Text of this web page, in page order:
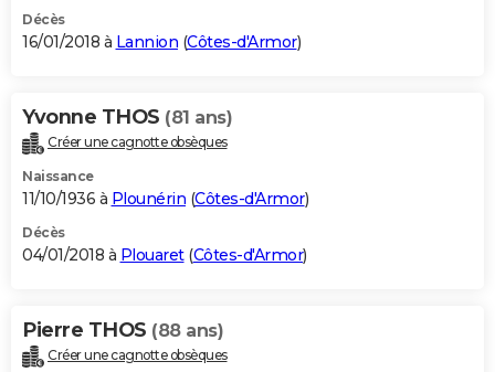
Décès
16/01/2018 à Lannion (Côtes-d'Armor)
Yvonne THOS (81 ans)
Créer une cagnotte obsèques
Naissance
11/10/1936 à Plounérin (Côtes-d'Armor)
Décès
04/01/2018 à Plouaret(Côtes-d'Armor)
Pierre THOS (88 ans)
Créer une cagnotte obsèques